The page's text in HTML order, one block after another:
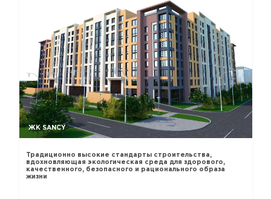
ЖК SANCY
Традиционно высокие стандарты строительства,
вдохновляющая экологическая среда для здорового,
качественного, безопасного и рационального образа
жизни